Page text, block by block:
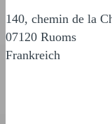
140, chemin de la
07120 Ruoms
Frankreich